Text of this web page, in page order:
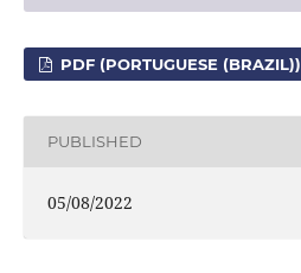
PDF (PORTUGUESE (BRAZIL))
PUBLISHED
05/08/2022